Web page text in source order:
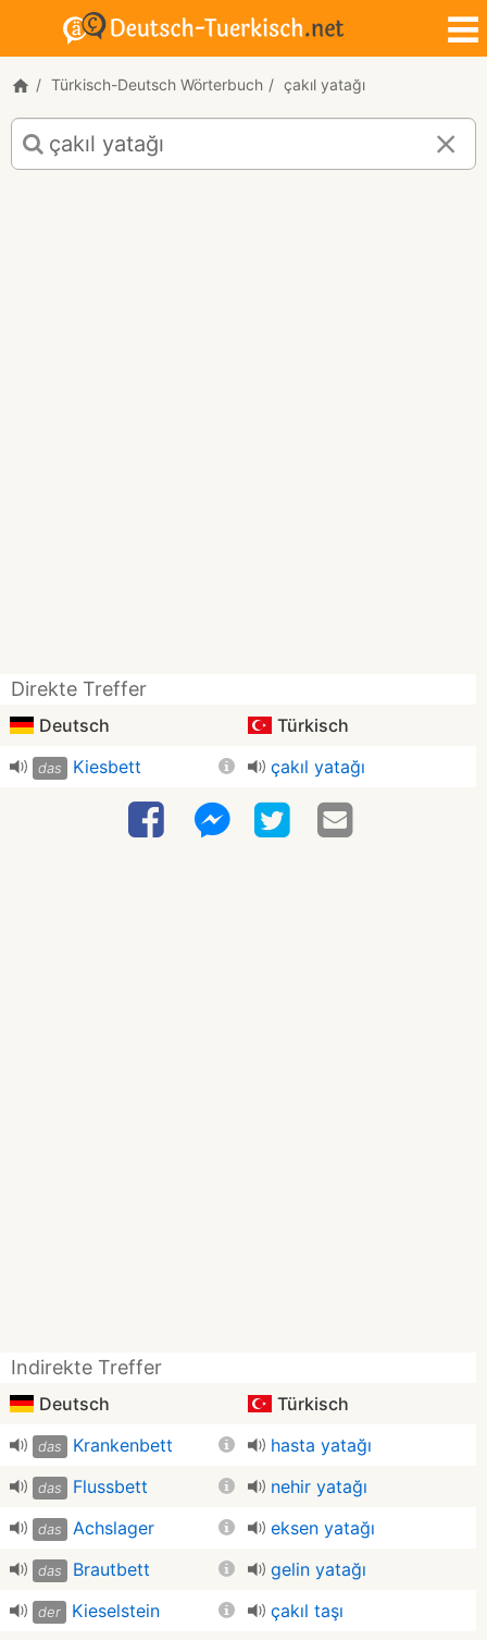
Türkisch-Deutsch Wörterbuch çakıl yatağı
Türkisch-
Deutsch
Übersetzung
Direkte Treffer
Deutsch Türkisch
das Kiesbett çakıl yatağı
Indirekte Treffer
Deutsch Türkisch
das Krankenbett hasta yatağı
das Flussbett nehir yatağı
das Achslager eksen yatağı
das Brautbett gelin yatağı
der Kieselstein çakıl taşı